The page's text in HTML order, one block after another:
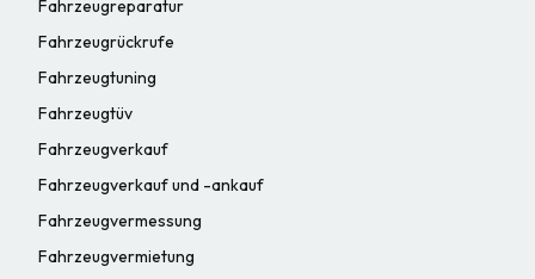
Fahrzeugreparatur
Fahrzeugrückrufe
Fahrzeugtuning
Fahrzeugtüv
Fahrzeugverkauf
Fahrzeugverkauf und -ankauf
Fahrzeugvermessung
Fahrzeugvermietung